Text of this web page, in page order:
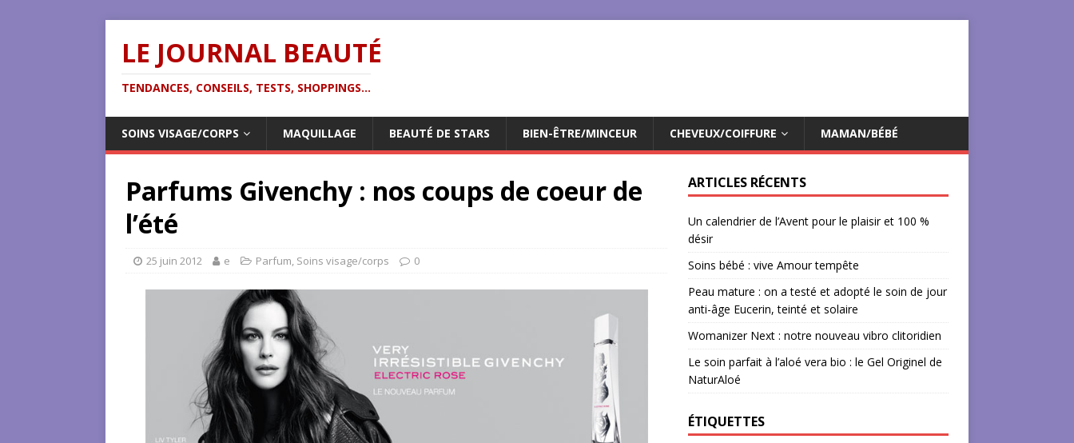
LE JOURNAL BEAUTÉ
TENDANCES, CONSEILS, TESTS, SHOPPINGS...
SOINS VISAGE/CORPS MAQUILLAGE BEAUTÉ DE STARS BIEN-ÊTRE/MINCEUR CHEVEUX/COIFFURE MAMAN/BÉBÉ
Parfums Givenchy : nos coups de coeur de
l’été
25 juin 2012 e Parfum, Soins visage/corps 0
ARTICLES RÉCENTS
Un calendrier de l’Avent pour le plaisir et 100 %
désir
Soins bébé : vive Amour tempête
Peau mature : on a testé et adopté le soin de jour
anti-âge Eucerin, teinté et solaire
Womanizer Next : notre nouveau vibro clitoridien
Le soin parfait à l’aloé vera bio : le Gel Originel de
NaturAloé
ÉTIQUETTES